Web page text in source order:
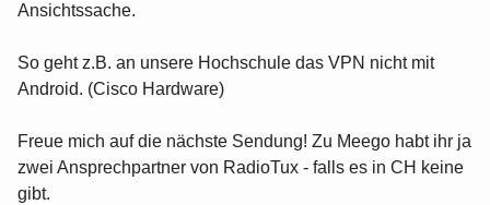
Ansichtssache.
So geht z.B. an unsere Hochschule das VPN nicht mit
Android. (Cisco Hardware)
Freue mich auf die nächste Sendung! Zu Meego habt ihr ja
zwei Ansprechpartner von RadioTux - falls es in CH keine
gibt.